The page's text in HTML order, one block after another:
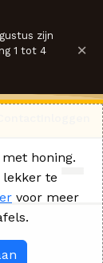
zijn
1 tot 4
×
honing.
te
voor meer